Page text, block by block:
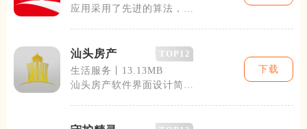
应用采用了先进的算法，能
汕头房产
TOP12
生活服务丨13.13MB
汕头房产软件界面设计简洁
下载